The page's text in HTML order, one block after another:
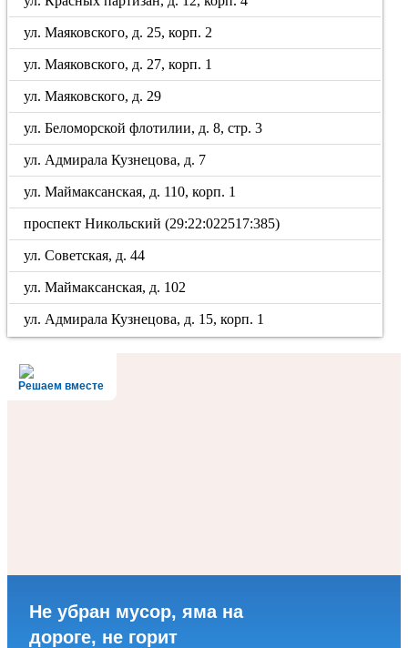
ул. Маяковского, д. 25, корп. 2
ул. Маяковского, д. 27, корп. 1
ул. Маяковского, д. 29
ул. Беломорской флотилии, д. 8, стр. 3
ул. Адмирала Кузнецова, д. 7
ул. Маймаксанская, д. 110, корп. 1
проспект Никольский (29:22:022517:385)
ул. Советская, д. 44
ул. Маймаксанская, д. 102
ул. Адмирала Кузнецова, д. 15, корп. 1
Решаем вместе
Не убран мусор, яма на
дороге, не горит